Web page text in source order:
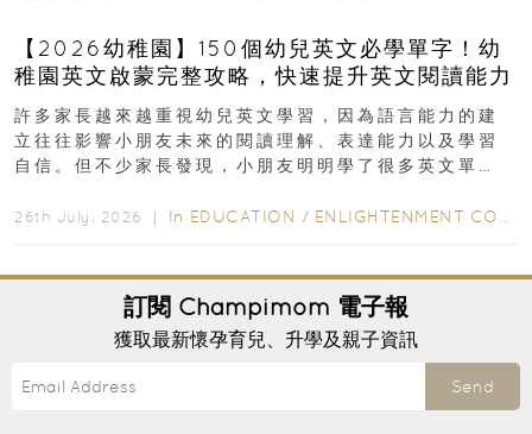
【2026幼稚園】150個幼兒英文必學單字！幼
稚園英文啟蒙完整攻略，快速提升英文閱讀能力
許多家長越來越重視幼兒英文學習，因為語言能力的建
立往往影響小朋友未來的閱讀理解、表達能力以及學習
自信。但不少家長發現，小朋友明明學了很多英文單
26th July, 2026 ｜ In EDUCATION / ENLIGHTENMENT CORNER
訂閱 Champimom 電子報
獲取最新懷孕育兒、升學及親子資訊
Send